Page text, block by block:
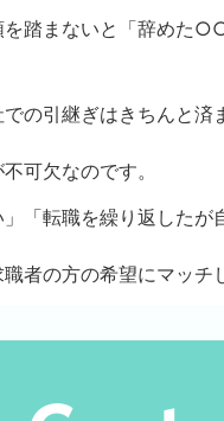
踏まないと「辞めた
の引継ぎはきちんと
可欠なのです。
「転職を繰り返した
者の方の希望にマッチ